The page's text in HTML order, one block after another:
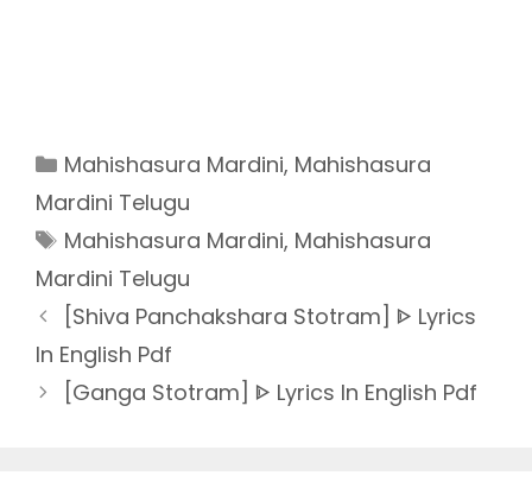
Categories
Mahishasura Mardini, Mahishasura
Mardini Telugu
Tags
Mahishasura Mardini, Mahishasura
Mardini Telugu
[Shiva Panchakshara Stotram] ᐈ Lyrics
In English Pdf
[Ganga Stotram] ᐈ Lyrics In English Pdf